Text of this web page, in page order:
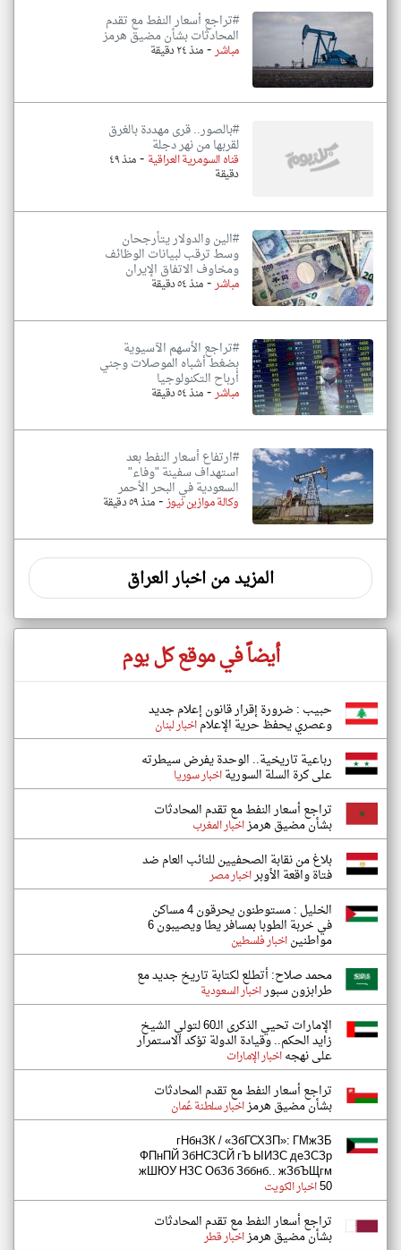
#تراجع أسعار النفط مع تقدم
المحادثات بشأن مضيق هرمز
مباشر-منذ ٢٤ دقيقة
#بالصور.. قرى مهددة بالغرق
لقربها من نهر دجلة
قناه السومرية العراقية - منذ ٤٩
دقيقة
#الين والدولار يتأرجحان
وسط ترقب لبيانات الوظائف
ومخاوف الاتفاق الإيران
مباشر-منذ ٥٤ دقيقة
#تراجع الأسهم الآسيوية
بضغط أشباه الموصلات وجني
أرباح التكنولوجيا
مباشر-منذ ٥٤ دقيقة
#ارتفاع أسعار النفط بعد
استهداف سفينة "وفاء"
السعودية في البحر الأحمر
وكالة موازين نيوز-منذ ٥٩ دقيقة
المزيد من اخبار العراق
أيضاً في موقع كل يوم
حبيب : ضرورة إقرار قانون إعلام جديد
وعصري يحفظ حرية الإعلاماخبار لبنان
رباعية تاريخية.. الوحدة يفرض سيطرته
على كرة السلة السوريةاخبار سوريا
تراجع أسعار النفط مع تقدم المحادثات
بشأن مضيق هرمزاخبار المغرب
بلاغ من نقابة الصحفيين للنائب العام ضد
فتاة واقعة الأوبراخبار مصر
الخليل : مستوطنون يحرقون 4 مساكن
في خربة الطوبا بمسافر يطا ويصيبون 6
مواطنيناخبار فلسطين
محمد صلاح: أتطلع لكتابة تاريخ جديد مع
طرابزون سبوراخبار السعودية
الإمارات تحيي الذكرى الـ60 لتولي الشيخ
زايد الحكم.. وقيادة الدولة تؤكد الاستمرار
على نهجهاخبار الإمارات
تراجع أسعار النفط مع تقدم المحادثات
بشأن مضيق هرمزاخبار سلطنة عُمان
гНбнЗК / «ЗбГСХЗП»: ГМжЗБ
ФПнПЙ ЗбНСЗСЙ гЪ ЫИЗС деЗСЗр
жШЮУ НЗС ОбЗб Зббнб.. жЗбЪЩгм
50اخبار الكويت
تراجع أسعار النفط مع تقدم المحادثات
بشأن مضيق هرمزاخبار قطر